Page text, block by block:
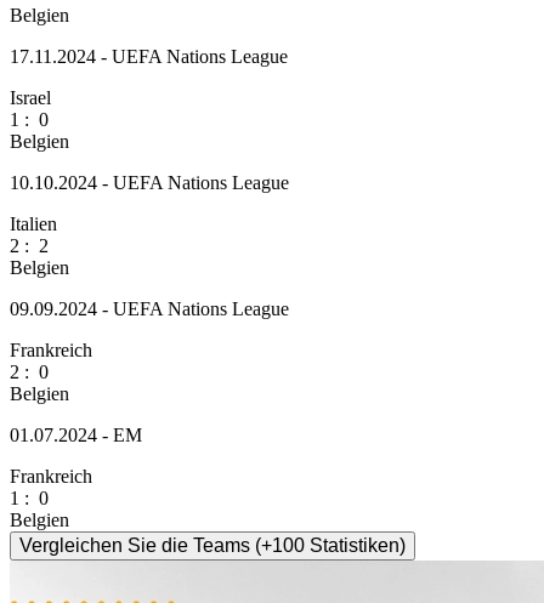
Belgien
17.11.2024 - UEFA Nations League
Israel
1 : 0
Belgien
10.10.2024 - UEFA Nations League
Italien
2 : 2
Belgien
09.09.2024 - UEFA Nations League
Frankreich
2 : 0
Belgien
01.07.2024 - EM
Frankreich
1 : 0
Belgien
Vergleichen Sie die Teams (+100 Statistiken)